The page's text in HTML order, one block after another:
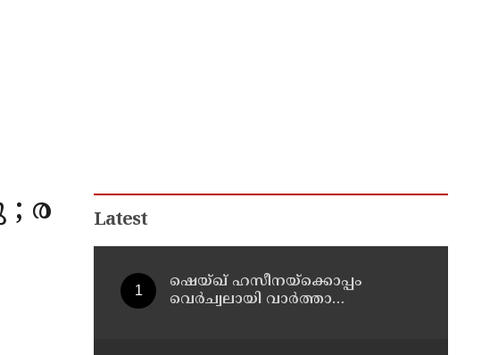
; ര
Latest
ഷെയ്ഖ് ഹസീനയ്ക്കൊപ്പം
വെര്‍ച്വലായി വാര്‍ത്താ